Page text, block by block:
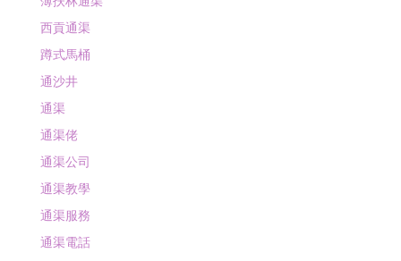
西貢通渠
蹲式馬桶
通沙井
通渠
通渠佬
通渠公司
通渠教學
通渠服務
通渠電話